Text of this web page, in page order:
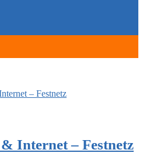
Internet – Festnetz